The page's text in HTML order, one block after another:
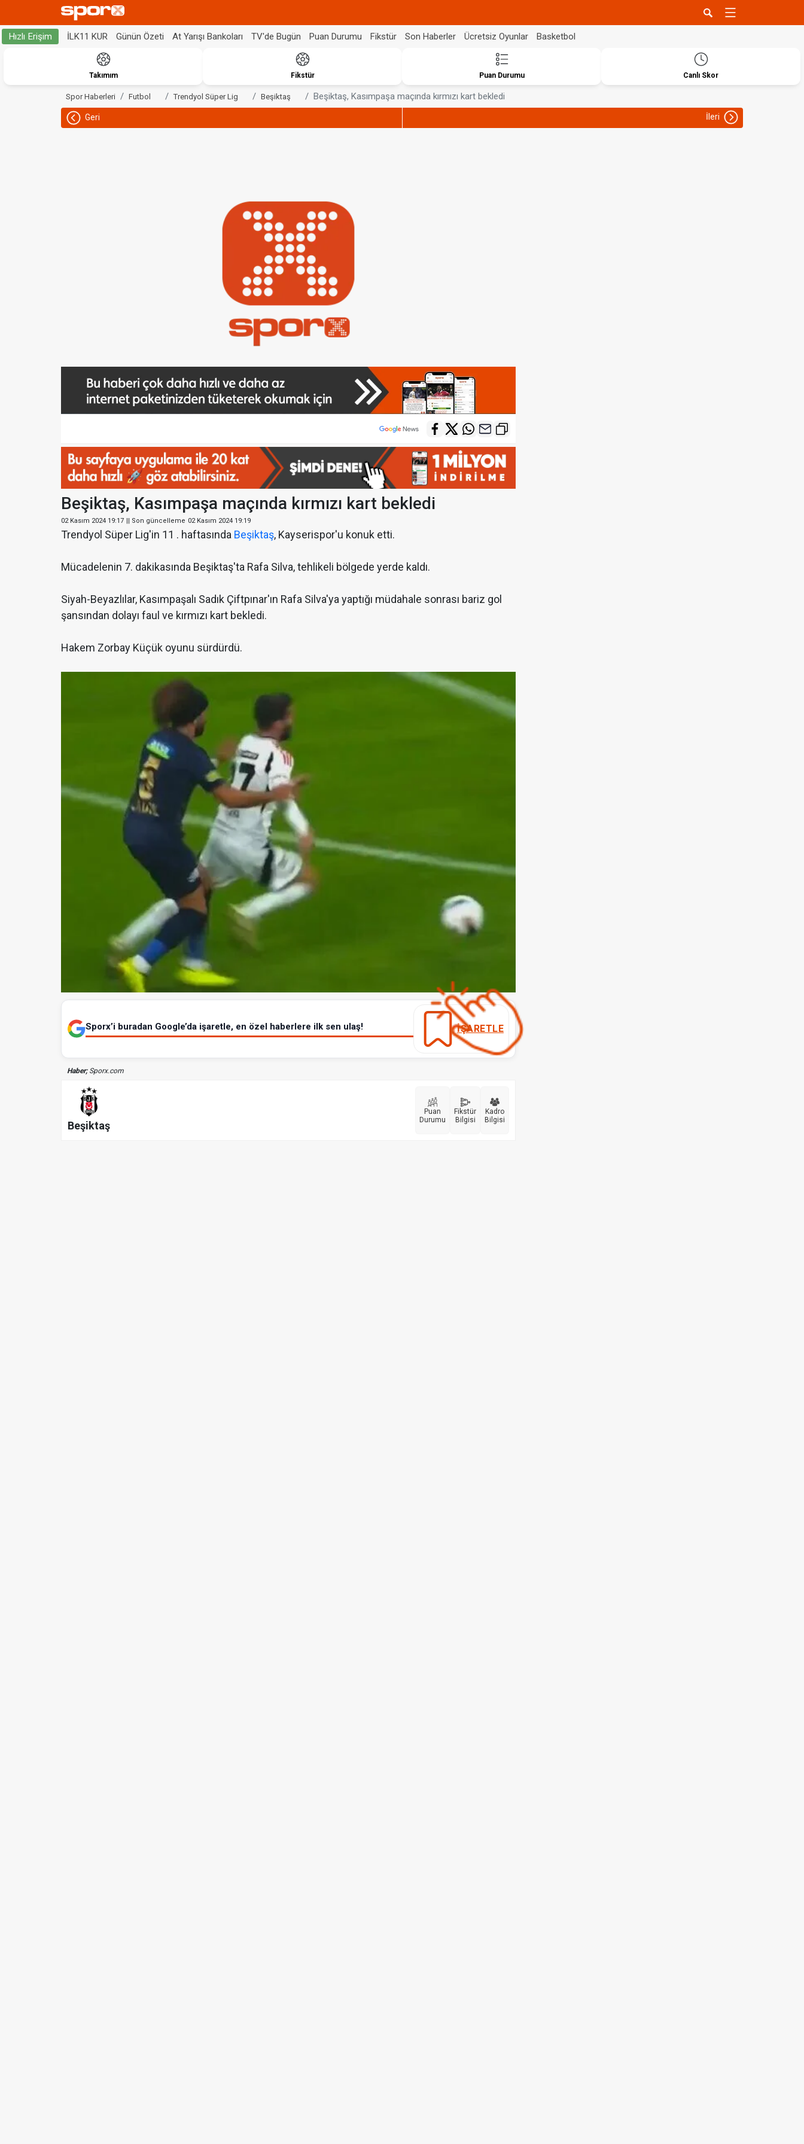
Hızlı Erişim İLK11 KUR Günün Özeti At Yarışı Bankoları TV'de Bugün Puan Durumu Fikstür Son Haberler Ücretsiz Oyunlar Basketbol
Takımım Fikstür Puan Durumu Canlı Skor
Spor Haberleri Futbol Trendyol Süper Lig Beşiktaş Beşiktaş, Kasımpaşa maçında kırmızı kart bekledi
Geri İleri
Beşiktaş, Kasımpaşa maçında kırmızı kart bekledi
02 Kasım 2024 19:17 || Son güncelleme 02 Kasım 2024 19:19
Trendyol Süper Lig'in 11 . haftasında Beşiktaş, Kayserispor'u konuk etti.
Mücadelenin 7. dakikasında Beşiktaş'ta Rafa Silva, tehlikeli bölgede yerde kaldı.
Siyah-Beyazlılar, Kasımpaşalı Sadık Çiftpınar'ın Rafa Silva'ya yaptığı müdahale sonrası bariz gol
şansından dolayı faul ve kırmızı kart bekledi.
Hakem Zorbay Küçük oyunu sürdürdü.
Sporx’i buradan Google’da işaretle, en özel haberlere ilk sen ulaş! İŞARETLE
Haber;Sporx.com
Beşiktaş
Puan
Durumu
Fikstür
Bilgisi
Kadro
Bilgisi